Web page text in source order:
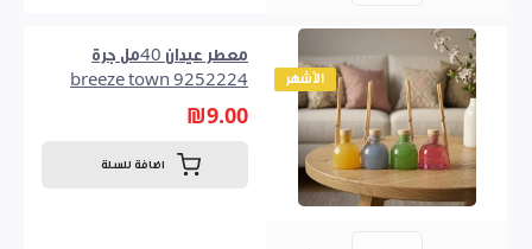
الأشهر
معطر عيدان 40مل جرة
9252224 breeze town
₪9.00
اضافة للسلة